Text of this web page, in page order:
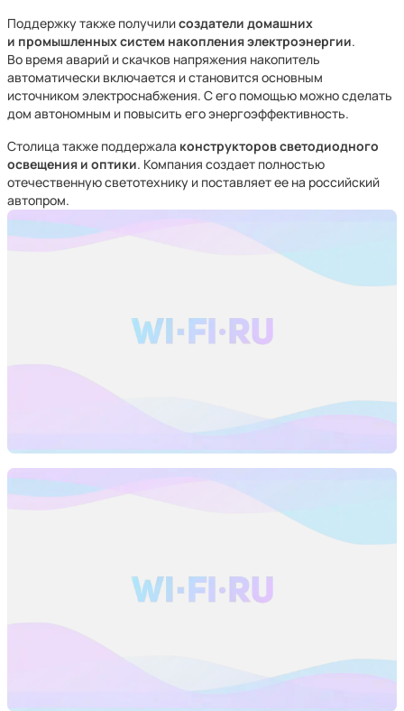
Поддержку также получилисоздатели домашних
и промышленных систем накопления электроэнергии.
Во время аварий и скачков напряжения накопитель
автоматически включается и становится основным
источником электроснабжения. С его помощью можно сделать
дом автономным и повысить его энергоэффективность.
Столица также поддержала конструкторов светодиодного
освещения и оптики. Компания создает полностью
отечественную светотехнику и поставляет ее на российский
автопром.